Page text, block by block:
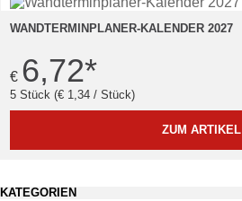
WANDTERMINPLANER-KALENDER 2027
€ 6,72*
5 Stück (€ 1,34 / Stück)
ZUM ARTIKEL
KATEGORIEN